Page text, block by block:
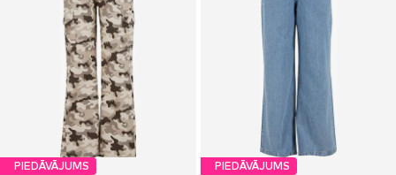
PIEDĀVĀJUMS PIEDĀVĀJUMS